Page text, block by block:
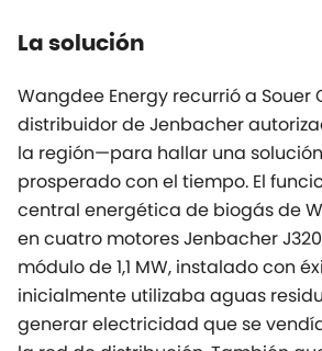
La solución
Wangdee Energy recurrió a Souer
distribuidor de Jenbacher
la región—para hallar una
prosperado con el tiempo. El
central energética de biogás de
en cuatro motores Jenbacher
módulo de 1,1 MW, instalado con
inicialmente utilizaba aguas
generar electricidad que se